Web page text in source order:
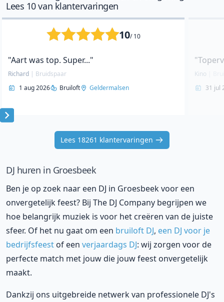
Lees 10 van klantervaringen
10/ 10
"Aart was top. Super..."
Richard | Bruidspaar
1 aug 2026
Bruiloft Geldermalsen
Kino
31 jul
Item
Lees 18261 klantervaringen
DJ huren in Groesbeek
Ben je op zoek naar een DJ in Groesbeek voor een
onvergetelijk feest? Bij The DJ Company begrijpen we
hoe belangrijk muziek is voor het creëren van de juiste
sfeer. Of het nu gaat om een bruiloft DJ, een DJ voor je
bedrijfsfeest of een verjaardags DJ: wij zorgen voor de
perfecte match met jouw die jouw feest onvergetelijk
maakt.
Dankzij ons uitgebreide netwerk van professionele DJ's